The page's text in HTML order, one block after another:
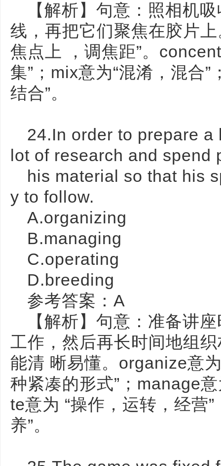
【解析】句意：照相机
线，再把它们聚焦在胶片
焦点上 ，调焦距”。
集”；mix意为“混淆，混合
结合”。
24.In order to prepare
lot of research and
his material so that his
y to follow.
A.organizing
B.managing
C.operating
D.breeding
参考答案：A
【解析】句意：准备讲
工作，然后再长时间地组
能清 晰易懂。organize意
种紧凑的形式”；manage
te意为 “操作，运转，经营
养”。